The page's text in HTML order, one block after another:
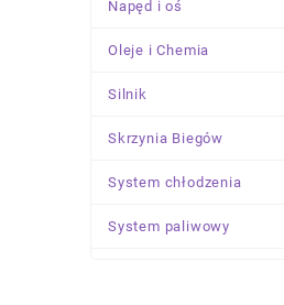
Napęd i oś
Oleje i Chemia
Silnik
Skrzynia Biegów
System chłodzenia
System paliwowy